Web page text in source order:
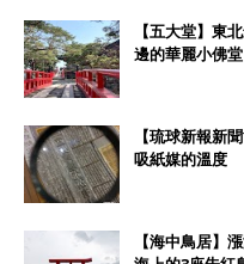
【五大堂】東
邊的華麗小佛堂
【琉球新報新
吸紙媒的溫度
【海中鳥居】